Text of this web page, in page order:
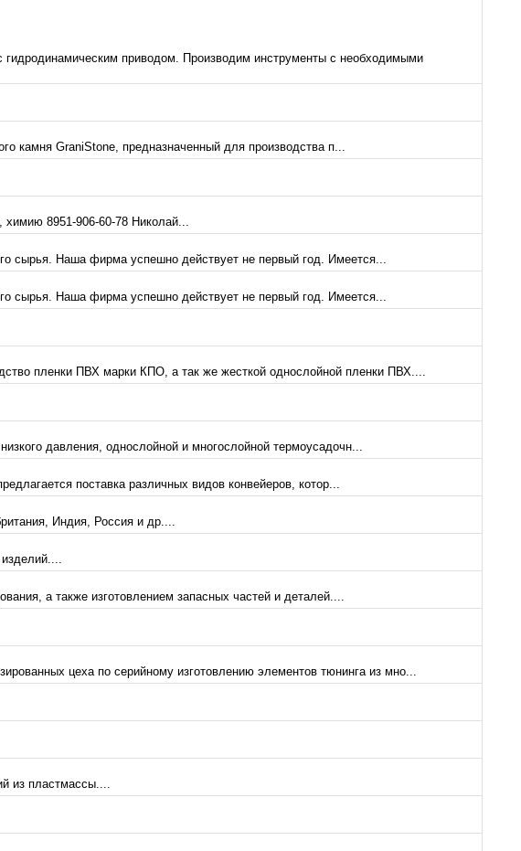
приводом. Производим инструменты с необходимыми
камня GraniStone, предназначенный для производства п...
8951-906-60-78 Николай...
сырья. Наша фирма успешно действует не первый год. Имеется...
сырья. Наша фирма успешно действует не первый год. Имеется...
пленки ПВХ марки КПО, а так же жесткой однослойной пленки ПВХ....
давления, однослойной и многослойной термоусадочн...
поставка различных видов конвейеров, котор...
Индия, Россия и др....
а также изготовлением запасных частей и деталей....
цеха по серийному изготовлению элементов тюнинга из мно...
из пластмассы....